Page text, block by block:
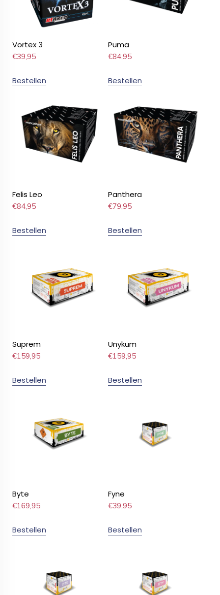
Vortex 3
€39,95
Bestellen
Puma
€84,95
Bestellen
Felis Leo
€84,95
Bestellen
Panthera
€79,95
Bestellen
Suprem
€159,95
Bestellen
Unykum
€159,95
Bestellen
Byte
€169,95
Bestellen
Fyne
€39,95
Bestellen